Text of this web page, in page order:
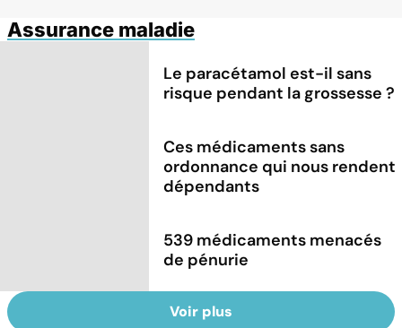
Assurance maladie
Le paracétamol est-il sans
risque pendant la grossesse ?
Ces médicaments sans
ordonnance qui nous rendent
dépendants
539 médicaments menacés
de pénurie
Voir plus